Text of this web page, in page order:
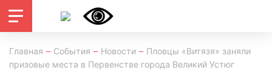
Главная События Новости
Пловцы «Витязя» заняли
призовые места в Первенстве города Великий Устюг